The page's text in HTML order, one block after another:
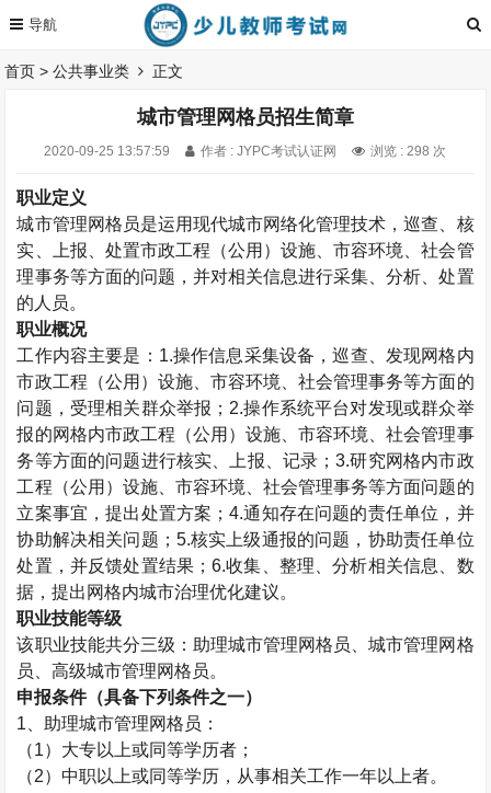
首页 >公共事业类 正文
城市管理网格员招生简章
2020-09-25 13:57:59 作者 : JYPC考试认证网 浏览 : 298 次
职业定义
城市管理网格员是运用现代城市网络化管理技术，巡查、核
实、上报、处置市政工程（公用）设施、市容环境、社会管
理事务等方面的问题，并对相关信息进行采集、分析、处置
的人员。
职业概况
工作内容主要是：1.操作信息采集设备，巡查、发现网格内
市政工程（公用）设施、市容环境、社会管理事务等方面的
问题，受理相关群众举报；2.操作系统平台对发现或群众举
报的网格内市政工程（公用）设施、市容环境、社会管理事
务等方面的问题进行核实、上报、记录；3.研究网格内市政
工程（公用）设施、市容环境、社会管理事务等方面问题的
立案事宜，提出处置方案；4.通知存在问题的责任单位，并
协助解决相关问题；5.核实上级通报的问题，协助责任单位
处置，并反馈处置结果；6.收集、整理、分析相关信息、数
据，提出网格内城市治理优化建议。
职业技能等级
该职业技能共分三级：助理城市管理网格员、城市管理网格
员、高级城市管理网格员。
申报条件（具备下列条件之一）
1 、助理城市管理网格员：
（1）大专以上或同等学历者；
（2）中职以上或同等学历，从事相关工作一年以上者。